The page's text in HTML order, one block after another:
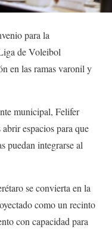
para la
de Voleibol
en las ramas varonil y
municipal, Felifer
espacios para que
puedan integrarse al
se convierta en la
como un recinto
con capacidad para